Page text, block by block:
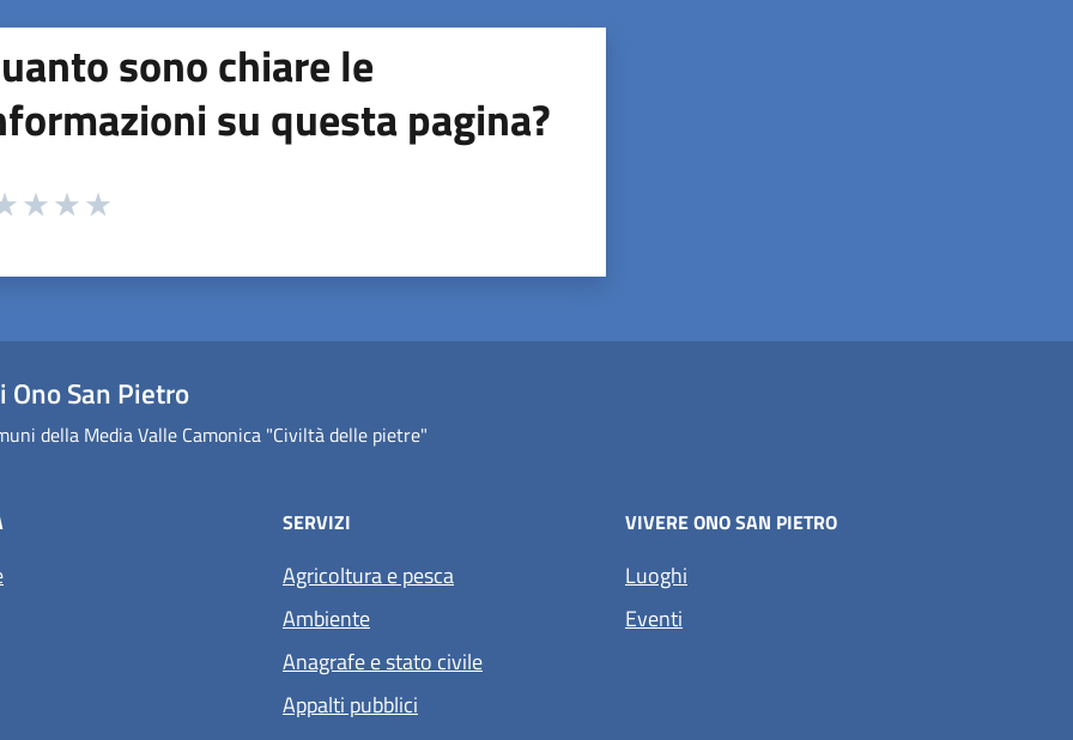
sono chiare le
su questa pagina?
da 1 a 5 stelle la pagina
Ono San Pietro
della Media Valle Camonica "Civiltà delle pietre"
SERVIZI
Agricoltura e pesca
Ambiente
Anagrafe e stato civile
Appalti pubblici
VIVERE ONO SAN PIETRO
Luoghi
Eventi